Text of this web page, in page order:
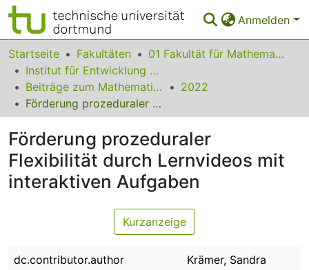
Anmelden
Bereiche & Sammlungen
Das gesamte Repositorium
Statistiken
FAQ
Leitlinien
Zurück zur Startseite
Startseite Fakultäten
01 Fakultät für Mathematik
Institut für Entwicklung und Erforschung des Mathematikunterrichts
Beiträge zum Mathematikunterricht
2022
Förderung prozeduraler Flexibilität durch Lernvideos mit interaktiven Aufgaben
Förderung prozeduraler
Flexibilität durch Lernvideos mit
interaktiven Aufgaben
Kurzanzeige
dc.contributor.author Krämer, Sandra